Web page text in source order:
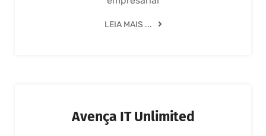
LEIA MAIS ...
Avença IT Unlimited